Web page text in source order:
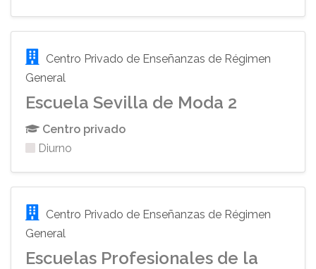
Centro Privado de Enseñanzas de Régimen
General
Escuela Sevilla de Moda 2
Centro privado
Diurno
Centro Privado de Enseñanzas de Régimen
General
Escuelas Profesionales de la